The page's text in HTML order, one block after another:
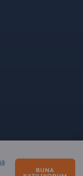
GmbH. All
BUNA